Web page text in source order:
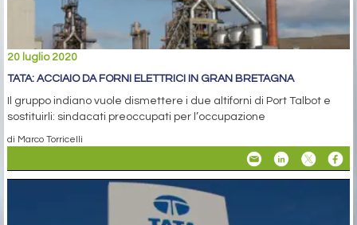
20 luglio 2020
TATA: ACCIAIO DA FORNI ELETTRICI IN GRAN BRETAGNA
Il gruppo indiano vuole dismettere i due altiforni di Port Talbot e
sostituirli: sindacati preoccupati per l’occupazione
di Marco Torricelli